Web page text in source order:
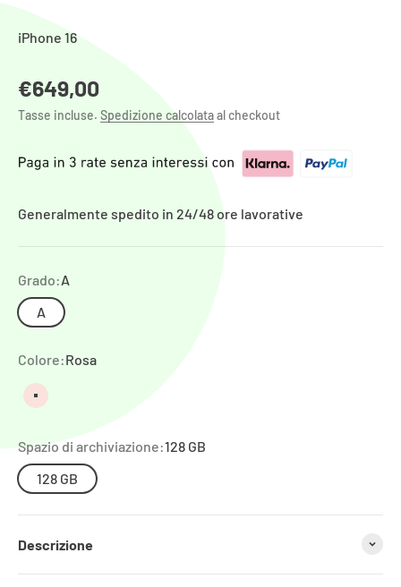
iPhone 16
Prezzo scontato
€649,00
Tasse incluse. Spedizione calcolataal checkout
Generalmente spedito in 24/48 ore lavorative
Grado:A
A
Colore:Rosa
Rosa
Spazio di archiviazione:128 GB
128 GB
Descrizione